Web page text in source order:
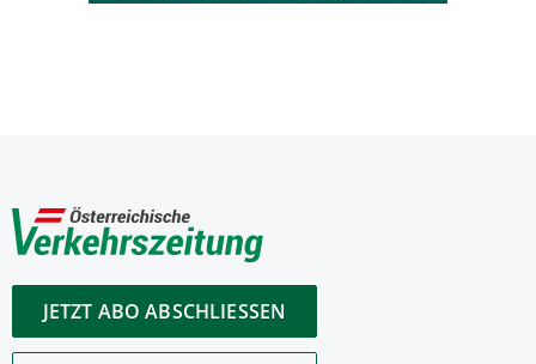
JETZT ABO ABSCHLIESSEN